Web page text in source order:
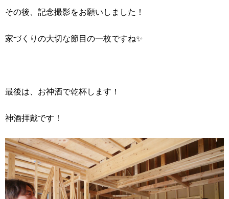
その後、記念撮影をお願いしました！
家づくりの大切な節目の一枚ですね✨
最後は、お神酒で乾杯します！
神酒拝戴です！